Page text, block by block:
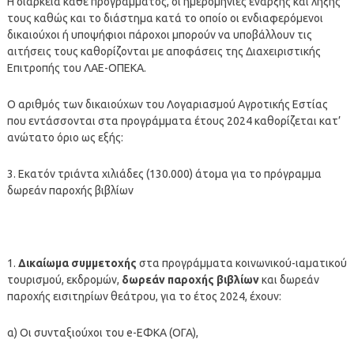
τους καθώς και το διάστημα κατά το οποίο οι ενδιαφερόμενοι
δικαιούχοι ή υποψήφιοι πάροχοι μπορούν να υποβάλλουν τις
αιτήσεις τους καθορίζονται με αποφάσεις της Διαχειριστικής
Επιτροπής του ΛΑΕ-OΠΕΚΑ.
Ο αριθμός των δικαιούχων του Λογαριασμού Αγροτικής Εστίας
που εντάσσονται στα προγράμματα έτους 2024 καθορίζεται κατ’
ανώτατο όριο ως εξής:
3. Εκατόν τριάντα χιλιάδες (130.000) άτομα για το πρόγραμμα
δωρεάν παροχής βιβλίων
1. Δικαίωμα συμμετοχής στα προγράμματα κοινωνικού-ιαματικού
τουρισμού, εκδρομών, δωρεάν παροχής βιβλίωνκαι δωρεάν
παροχής εισιτηρίων θεάτρου, για το έτος 2024, έχουν:
α) Οι συνταξιούχοι του e-ΕΦΚΑ (ΟΓΑ),